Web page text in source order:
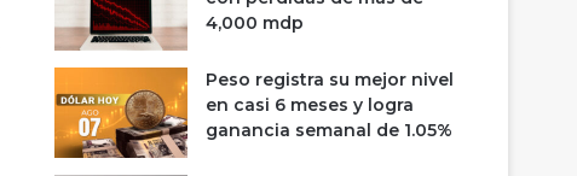
4,000 mdp
Peso registra su mejor nivel
en casi 6 meses y logra
ganancia semanal de 1.05%